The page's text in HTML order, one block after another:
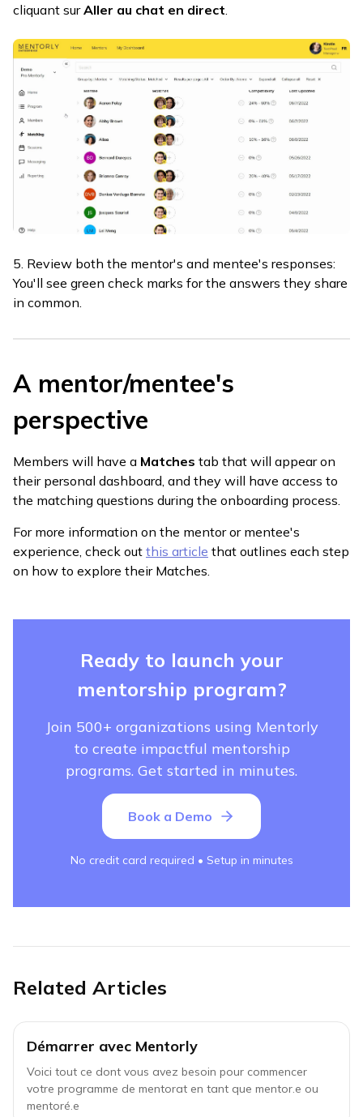
cliquant surAller au chat en direct.
5. Review both the mentor's and mentee's responses:
You'll see green check marks for the answers they share
in common.
A mentor/mentee's
perspective
Members will have a Matches tab that will appear on
their personal dashboard, and they will have access to
the matching questions during the onboarding process.
For more information on the mentor or mentee's
experience, check out this article that outlines each step
on how to explore their Matches.
Ready to launch your
mentorship program?
Join 500+ organizations using Mentorly
to create impactful mentorship
programs. Get started in minutes.
Book a Demo
No credit card required • Setup in minutes
Related Articles
Démarrer avec Mentorly
Voici tout ce dont vous avez besoin pour commencer
votre programme de mentorat en tant que mentor.e ou
mentoré.e